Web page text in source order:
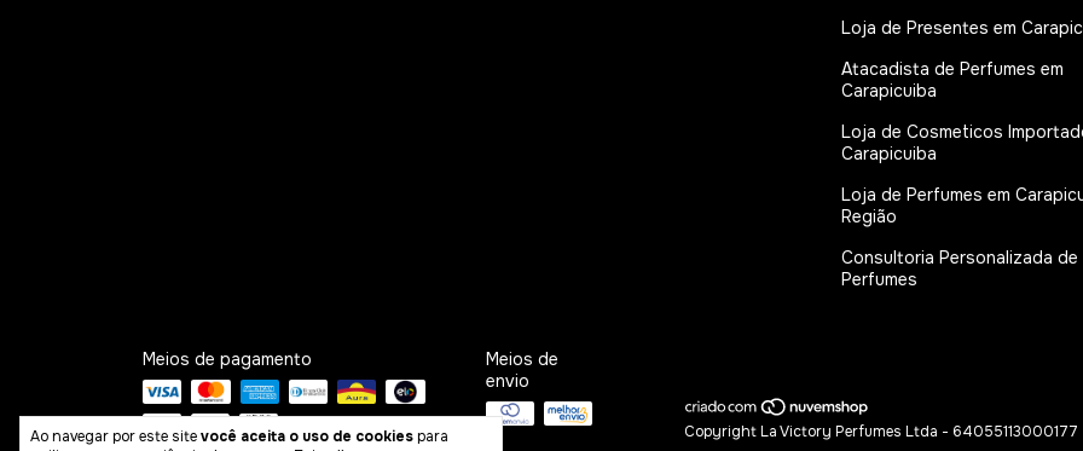
Ao navegar por este sitevocê aceita o uso de cookiespara
Loja de Presentes em
Atacadista de Perfumes em
Carapicuiba
Loja de Cosmeticos
Carapicuiba
Loja de Perfumes em
Região
Consultoria Personalizada de
Perfumes
Meios de pagamento
Meios de
envio
Copyright La Victory Perfumes Ltda -